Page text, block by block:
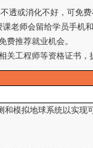
或消化不好，可免费
师会留给学员手机和
推荐就业机会。
工程师等资格证书，
和模拟地球系统以实